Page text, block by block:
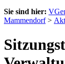
Sie sind hier:
Mammendorf>